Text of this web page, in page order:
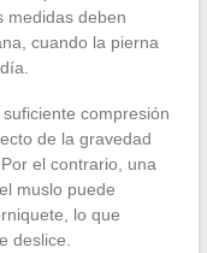
medidas deben
cuando la pierna
compresión
de la gravedad
el contrario, una
muslo puede
lo que
deslice.